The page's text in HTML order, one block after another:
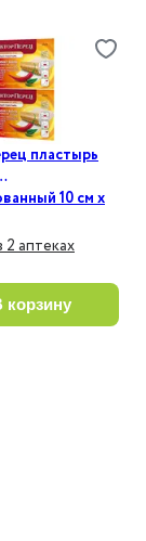
пластырь
10 см х
2 аптеках
в корзину